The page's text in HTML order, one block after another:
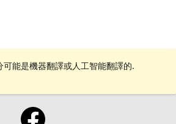
可能是機器翻譯或人工智能翻譯的.